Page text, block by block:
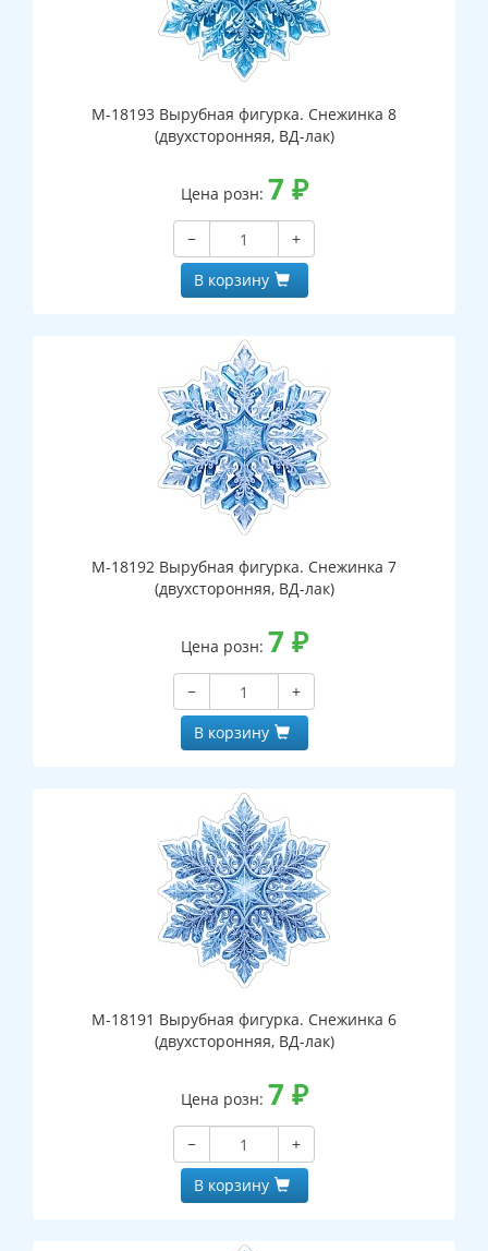
М-18193 Вырубная фигурка. Снежинка 8
(двухсторонняя, ВД-лак)
Цена розн: 7 ₽
−
+
В корзину
М-18192 Вырубная фигурка. Снежинка 7
(двухсторонняя, ВД-лак)
Цена розн: 7 ₽
−
+
В корзину
М-18191 Вырубная фигурка. Снежинка 6
(двухсторонняя, ВД-лак)
Цена розн: 7 ₽
−
+
В корзину